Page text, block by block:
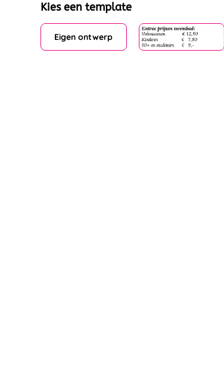
Kies een template
Eigen ontwerp